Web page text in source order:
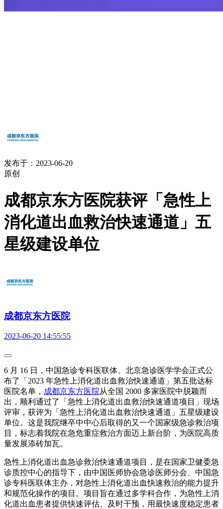
发布于：2023-06-20
原创
成都京东方医院获评「急性上
消化道出血救治快速通道」五
星级建设单位
成都京东方医院
2023-06-20 14:55:55
6 月 16 日，中国急诊专科医联体、北京急诊医学学会正式公
布了「2023 年急性上消化道出血救治快速通道」第五批达标
医院名单， 成都京东方医院从全国 2000 多家医院中脱颖而
出，顺利通过了「急性上消化道出血救治快速通道项目」现场
评审，获评为「急性上消化道出血救治快速通道」五星级建设
单位。这是我院继卒中中心后取得的又一个国家级急诊救治项
目，标志着我院在急危重症救治方面迈上新台阶，为医院高质
量发展添砖加瓦。
急性上消化道出血急诊救治快速通道项目，是在国家卫健委急
诊质控中心的指导下，由中国医师协会急诊医师分会、中国急
诊专科医联体主办，对急性上消化道出血快速救治的能力提升
和规范化操作的项目。项目旨在通过多学科合作，为急性上消
化道出血患者提供快速评估、及时干预，用最快速度稳定患者